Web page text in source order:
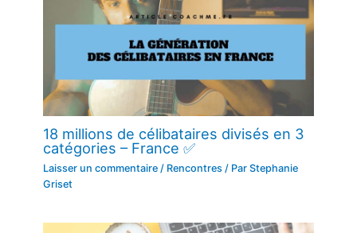
18 millions de célibataires divisés en 3
catégories – France ✅
Laisser un commentaire / Rencontres / ParStephanie
Griset